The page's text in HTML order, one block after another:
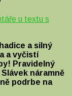
u textu s
a silný
a vyčistí
Pravidelný
náramně
podrbe na